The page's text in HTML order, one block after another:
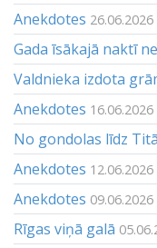
Anekdotes 26.06.2026
Gada īsākajā naktī
Valdnieka izdota
Anekdotes 16.06.2026
No gondolas līdz
Anekdotes 12.06.2026
Anekdotes 09.06.2026
Rīgas viņā galā